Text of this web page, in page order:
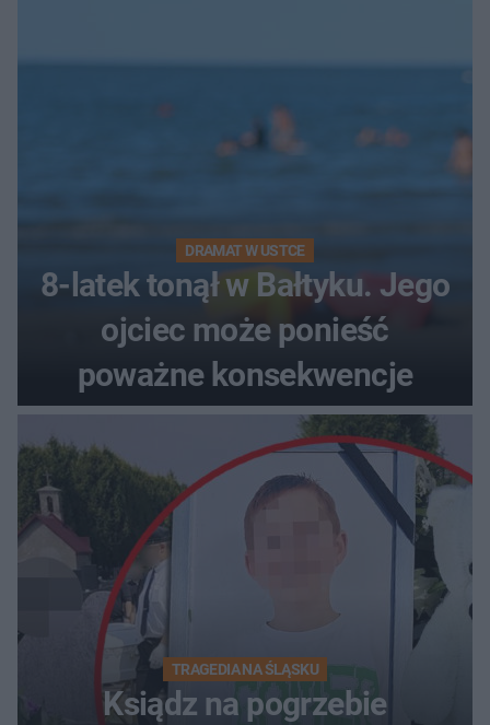
DRAMAT W USTCE
8-latek tonął w Bałtyku. Jego
ojciec może ponieść
poważne konsekwencje
TRAGEDIA NA ŚLĄSKU
Ksiądz na pogrzebie